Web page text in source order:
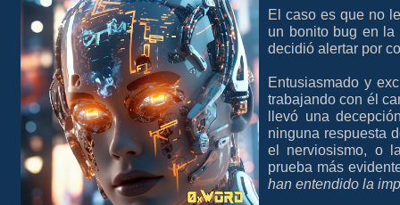
El caso es que no
un bonito bug en la
decidió alertar por
Entusiasmado y
trabajando con él
llevó una
ninguna respuesta
el nerviosismo, o
prueba más
han entendido la